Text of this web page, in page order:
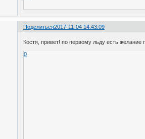
Поделиться2017-11-04 14:43:09
Костя, привет! по первому льду есть
0